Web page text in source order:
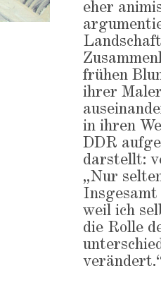
eher
frühen
ihrer
in ihren
DDR
darstellt:
„Nur
Insgesamt
weil ich
die Rolle